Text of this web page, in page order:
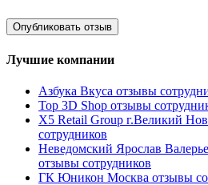
Лучшие компании
Азбука Вкуса отзывы
Top 3D Shop отзывы
X5 Retail Group г.Великий
сотрудников
Неведомский Ярослав
отзывы сотрудников
ГК Юникон Москва отзывы